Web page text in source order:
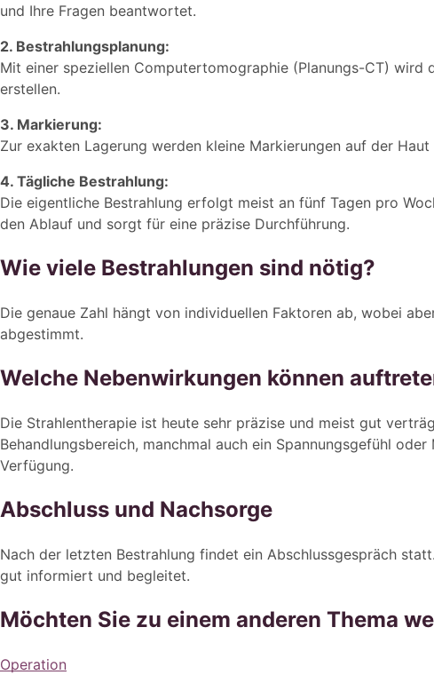
und Ihre Fragen beantwortet.
2. Bestrahlungsplanung:
Mit einer speziellen Computertomographie (Planungs-CT) wird
erstellen.
3. Markierung:
Zur exakten Lagerung werden kleine Markierungen auf der
4. Tägliche Bestrahlung:
Die eigentliche Bestrahlung erfolgt meist an fünf Tagen pro
den Ablauf und sorgt für eine präzise Durchführung.
Wie viele Bestrahlungen sind nötig?
Die genaue Zahl hängt von individuellen Faktoren ab, wobei
abgestimmt.
Welche Nebenwirkungen können
Die Strahlentherapie ist heute sehr präzise und meist gut
Behandlungsbereich, manchmal auch ein Spannungsgefühl
Verfügung.
Abschluss und Nachsorge
Nach der letzten Bestrahlung findet ein Abschlussgespräch
gut informiert und begleitet.
Möchten Sie zu einem anderen Thema
Operation